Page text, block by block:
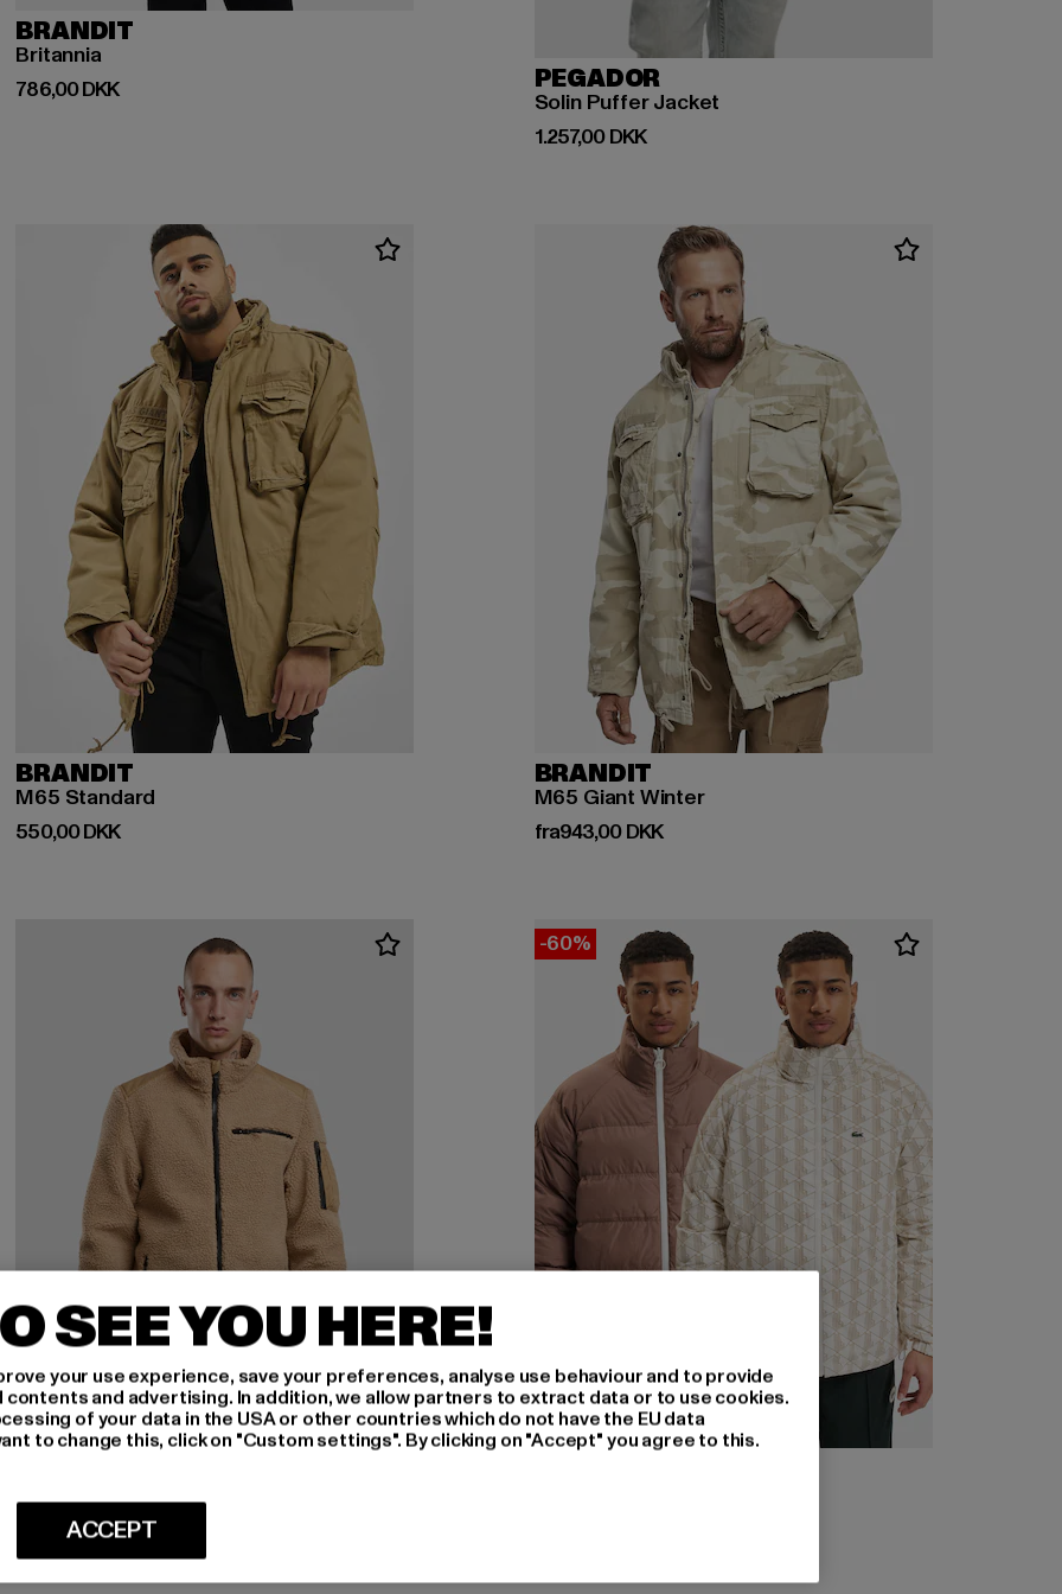
BRANDIT
Britannia
786,00 DKK
Nuværende pris: 786,00 DKK PEGADOR
Solin Puffer Jacket
1.257,00 DKK
Nuværende pris: 1.257,00 DKK
BRANDIT
M65 Standard
550,00 DKK
Nuværende pris: 550,00 DKK
BRANDIT
M65 Giant Winter
fra943,00 DKK
Nuværende pris: Fra 943,00 DKK
472,00 DKK
Nuværende pris: 472,00 DKK
-60%
SEE YOU HERE!
your use experience, save your preferences, analyse use behaviour and to provide
and advertising. In addition, we allow partners to extract data or to use cookies.
of your data in the USA or other countries which do not have the EU data
to change this, click on "Custom settings". By clicking on "Accept" you agree to this.
ACCEPT